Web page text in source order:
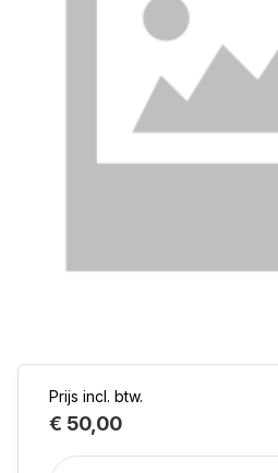
Prijs incl. btw.
€ 50,00